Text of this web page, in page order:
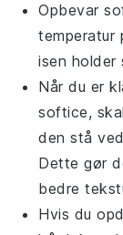
Opbevar
temperatur
isen holder
Når du er
softice,
den stå
Dette gør
bedre
Hvis du